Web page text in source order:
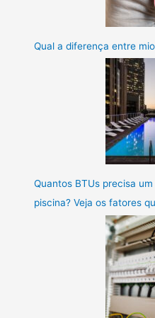
Qual a diferença entre
Quantos BTUs precisa
piscina? Veja os fatores